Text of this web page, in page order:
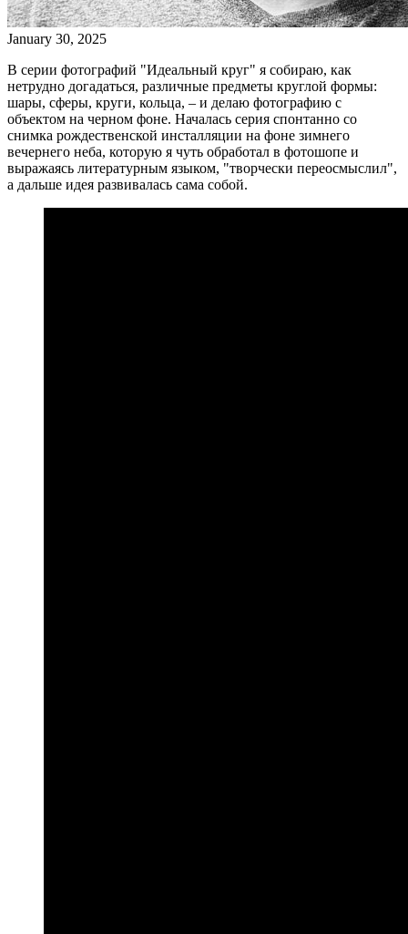
January 30, 2025
В серии фотографий "Идеальный круг" я собираю, как
нетрудно догадаться, различные предметы круглой формы:
шары, сферы, круги, кольца, – и делаю фотографию с
объектом на черном фоне. Началась серия спонтанно со
снимка рождественской инсталляции на фоне зимнего
вечернего неба, которую я чуть обработал в фотошопе и
выражаясь литературным языком, "творчески переосмыслил",
а дальше идея развивалась сама собой.